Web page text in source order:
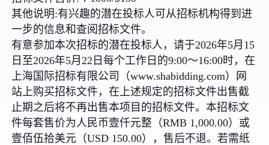
其他说明:有兴趣的潜在投标人可从招标机构得到进
一步的信息和查阅招标文件。
有意参加本次招标的潜在投标人，请于2026年5月15
日至2026年5月22日每个工作日的9:00～16:00时，在
上海国际招标有限公司（www.shabidding.com）网
站上购买招标文件，在上述规定的招标文件出售截
止期之后将不再出售本项目的招标文件。本招标文
件每套售价为人民币壹仟元整（RMB 1,000.00）或
壹佰伍拾美元（USD 150.00），售后不退。若需纸